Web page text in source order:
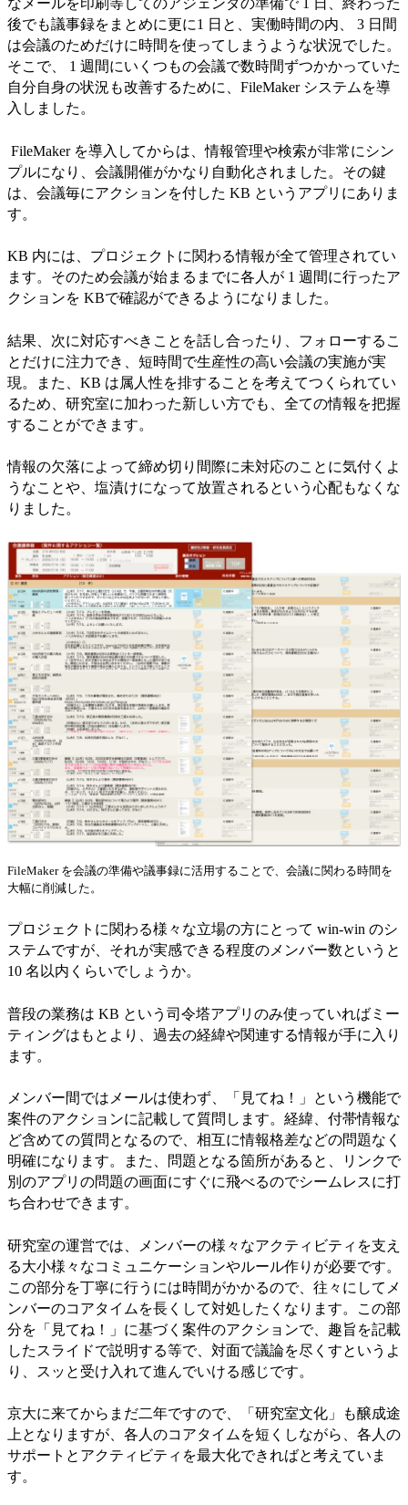
なメールを印刷等してのアジェンダの準備で 1 日、終わった
後でも議事録をまとめに更に1 日と、実働時間の内、 3 日間
は会議のためだけに時間を使ってしまうような状況でした。
そこで、 1 週間にいくつもの会議で数時間ずつかかっていた
自分自身の状況も改善するために、FileMaker システムを導
入しました。
FileMaker を導入してからは、情報管理や検索が非常にシン
プルになり、会議開催がかなり自動化されました。その鍵
は、会議毎にアクションを付した KB というアプリにありま
す。
KB 内には、プロジェクトに関わる情報が全て管理されてい
ます。そのため会議が始まるまでに各人が 1 週間に行ったア
クションを KBで確認ができるようになりました。
結果、次に対応すべきことを話し合ったり、フォローするこ
とだけに注力でき、短時間で生産性の高い会議の実施が実
現。また、KB は属人性を排することを考えてつくられてい
るため、研究室に加わった新しい方でも、全ての情報を把握
することができます。
情報の欠落によって締め切り間際に未対応のことに気付くよ
うなことや、塩漬けになって放置されるという心配もなくな
りました。
FileMaker を会議の準備や議事録に活用することで、会議に関わる時間を
大幅に削減した。
プロジェクトに関わる様々な立場の方にとって win-win のシ
ステムですが、それが実感できる程度のメンバー数というと
10 名以内くらいでしょうか。
普段の業務は KB という司令塔アプリのみ使っていればミー
ティングはもとより、過去の経緯や関連する情報が手に入り
ます。
メンバー間ではメールは使わず、「見てね！」という機能で
案件のアクションに記載して質問します。経緯、付帯情報な
ど含めての質問となるので、相互に情報格差などの問題なく
明確になります。また、問題となる箇所があると、リンクで
別のアプリの問題の画面にすぐに飛べるのでシームレスに打
ち合わせできます。
研究室の運営では、メンバーの様々なアクティビティを支え
る大小様々なコミュニケーションやルール作りが必要です。
この部分を丁寧に行うには時間がかかるので、往々にしてメ
ンバーのコアタイムを長くして対処したくなります。この部
分を「見てね！」に基づく案件のアクションで、趣旨を記載
したスライドで説明する等で、対面で議論を尽くすというよ
り、スッと受け入れて進んでいける感じです。
京大に来てからまだ二年ですので、「研究室文化」も醸成途
上となりますが、各人のコアタイムを短くしながら、各人の
サポートとアクティビティを最大化できればと考えていま
す。